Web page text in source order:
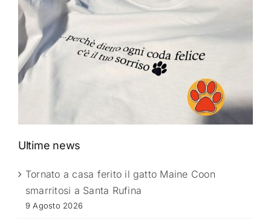
Ultime news
Tornato a casa ferito il gatto Maine Coon
smarritosi a Santa Rufina
9 Agosto 2026